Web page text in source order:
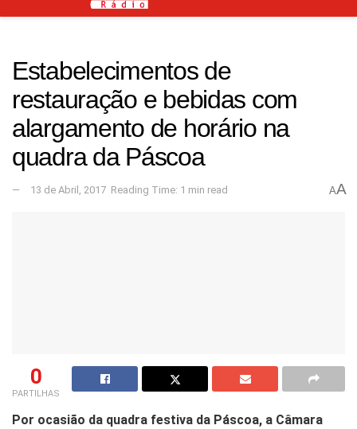
Estabelecimentos de
restauração e bebidas com
alargamento de horário na
quadra da Páscoa
13 de Abril, 2017 Reading Time: 1 min read AA
0
PARTILHAS
Por ocasião da quadra festiva da Páscoa, a Câmara